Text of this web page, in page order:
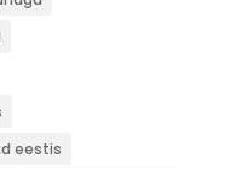
eestis